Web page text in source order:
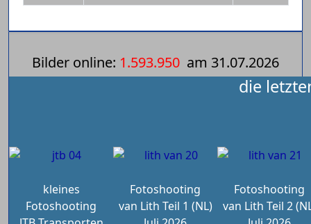
Bilder online: 1.593.950 am 31.07.2026
die
kleines
Fotoshooting
Fotoshooting
van Lith Teil 1 (NL)
Fotoshooting
van Lith Teil 2